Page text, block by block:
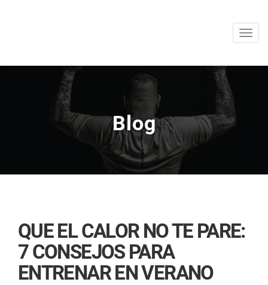
Blog
QUE EL CALOR NO TE PARE:
7 CONSEJOS PARA
ENTRENAR EN VERANO